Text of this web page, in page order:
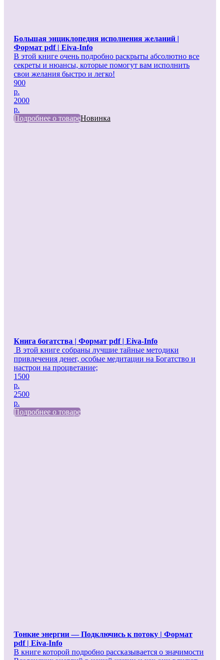
Большая энциклопедия исполнения желаний |
Формат pdf | Eiva-Info
В этой книге очень подробно раскрыты абсолютно все
секреты и нюансы, которые помогут вам исполнить
свои желания быстро и легко!
900
р.
2000
р.
Подробнее о товареНовинка
Книга богатства | Формат pdf | Eiva-Info
В этой книге собраны лучшие тайные методики
привлечения денег, особые медитации на Богатство и
настрои на процветание;
1500
р.
2500
р.
Подробнее о товаре
Тонкие энергии — Подключись к потоку | Формат
pdf | Eiva-Info
В книге которой подробно рассказывается о значимости